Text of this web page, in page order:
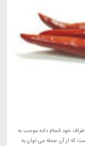
خود انجام داده موجب به
که از آن جمله می توان به